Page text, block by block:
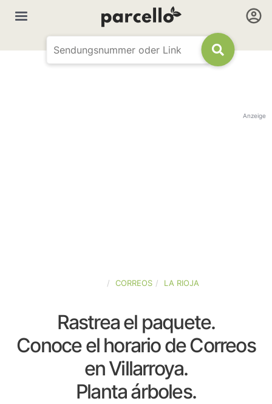
Anzeige
CORREOS LA RIOJA
Rastrea el paquete.
Conoce el horario de Correos
en Villarroya.
Planta árboles.